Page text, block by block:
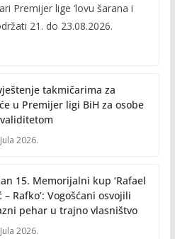
Premijer lige ‘lovu šarana i
21. do 23.08.2026.
takmičarima za
u Premijer ligi BiH za osobe
2026.
15. Memorijalni kup ‘Rafael
– Rafko’: Vogošćani osvojili
pehar u trajno vlasništvo
2026.